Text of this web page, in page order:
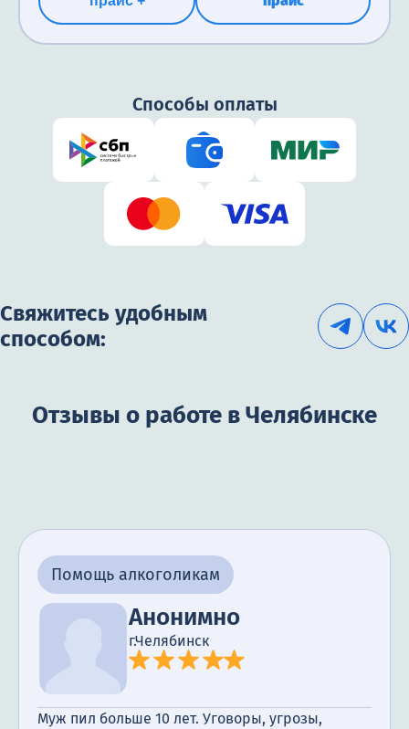
избавиться от зависимости.
бесплатно
Способы оплаты
Свяжитесь удобным
способом:
Отзывы о работе в Челябинске
Помощь алкоголикам
Анонимно
г.Челябинск
Муж пил больше 10 лет. Уговоры, угрозы,